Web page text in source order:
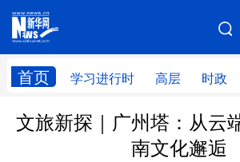
首页 学习进行时 高层 时政
网站地图
学习进行时 高层 时政
财经 网评
文旅新探｜广州塔：从云
南文化邂逅